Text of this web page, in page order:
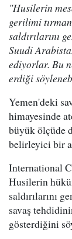
"Husilerin
gerilimi
saldırılarını
Suudi
ediyorlar. Bu
erdiği
Yemen'deki
himayesinde
büyük ölçüde
belirleyici bir
International
Husilerin
saldırılarını
savaş
gösterdiğini